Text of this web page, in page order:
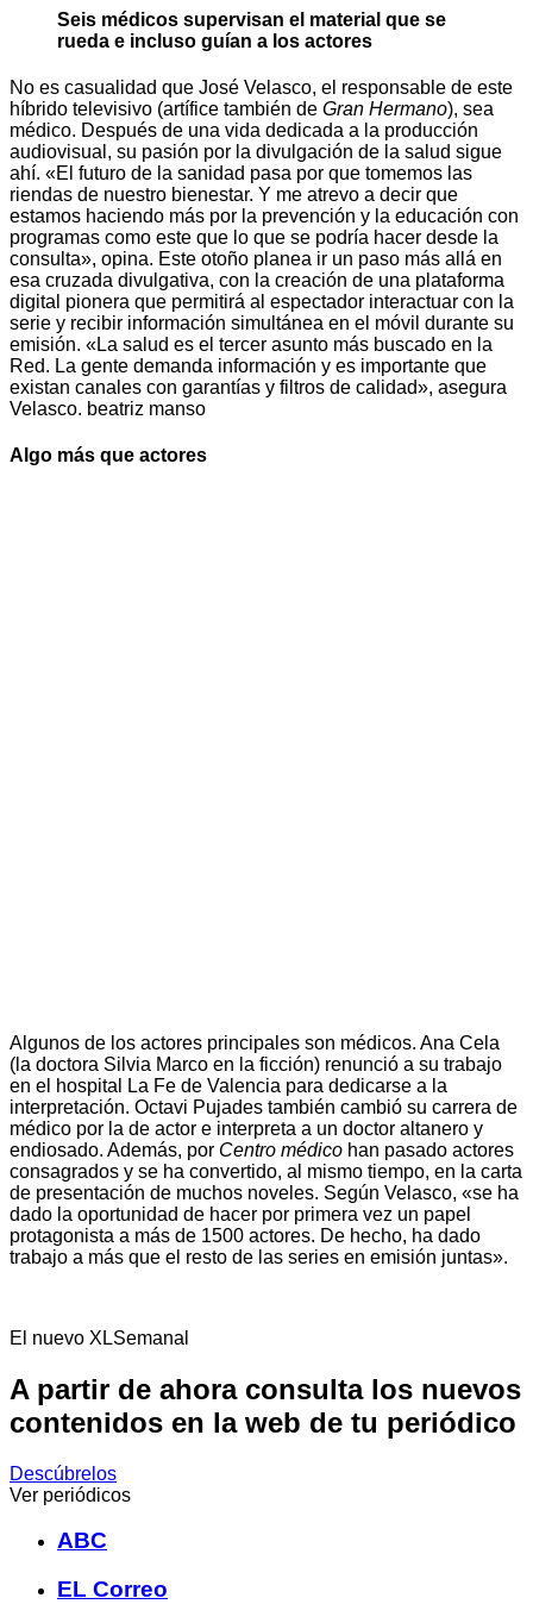
Seis médicos supervisan el material que se
rueda e incluso guían a los actores
No es casualidad que José Velasco, el responsable de este
híbrido televisivo (artífice también de Gran Hermano), sea
médico. Después de una vida dedicada a la producción
audiovisual, su pasión por la divulgación de la salud sigue
ahí. «El futuro de la sanidad pasa por que tomemos las
riendas de nuestro bienestar. Y me atrevo a decir que
estamos haciendo más por la prevención y la educación con
programas como este que lo que se podría hacer desde la
consulta», opina. Este otoño planea ir un paso más allá en
esa cruzada divulgativa, con la creación de una plataforma
digital pionera que permitirá al espectador interactuar con la
serie y recibir información simultánea en el móvil durante su
emisión. «La salud es el tercer asunto más buscado en la
Red. La gente demanda información y es importante que
existan canales con garantías y filtros de calidad», asegura
Velasco. beatriz manso
Algo más que actores
Algunos de los actores principales son médicos. Ana Cela
(la doctora Silvia Marco en la ficción) renunció a su trabajo
en el hospital La Fe de Valencia para dedicarse a la
interpretación. Octavi Pujades también cambió su carrera de
médico por la de actor e interpreta a un doctor altanero y
endiosado. Además, por Centro médico han pasado actores
consagrados y se ha convertido, al mismo tiempo, en la carta
de presentación de muchos noveles. Según Velasco, «se ha
dado la oportunidad de hacer por primera vez un papel
protagonista a más de 1500 actores. De hecho, ha dado
trabajo a más que el resto de las series en emisión juntas».
El nuevo XLSemanal
A partir de ahora consulta los nuevos
contenidos en la web de tu periódico
Descúbrelos
Ver periódicos
ABC
EL Correo